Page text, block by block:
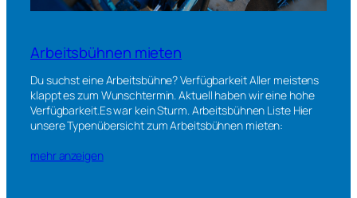
Arbeitsbühnen mieten
Du suchst eine Arbeitsbühne? Verfügbarkeit Aller meistens
klappt es zum Wunschtermin. Aktuell haben wir eine hohe
Verfügbarkeit.Es war kein Sturm. Arbeitsbühnen Liste Hier
unsere Typenübersicht zum Arbeitsbühnen mieten:
mehr anzeigen